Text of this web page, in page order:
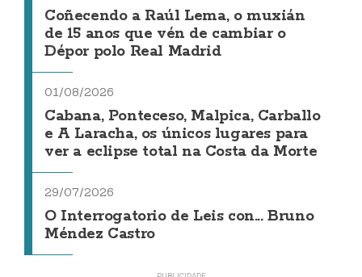
Coñecendo a Raúl Lema, o muxián
de 15 anos que vén de cambiar o
Dépor polo Real Madrid
01/08/2026
Cabana, Ponteceso, Malpica, Carballo
e A Laracha, os únicos lugares para
ver a eclipse total na Costa da Morte
29/07/2026
O Interrogatorio de Leis con... Bruno
Méndez Castro